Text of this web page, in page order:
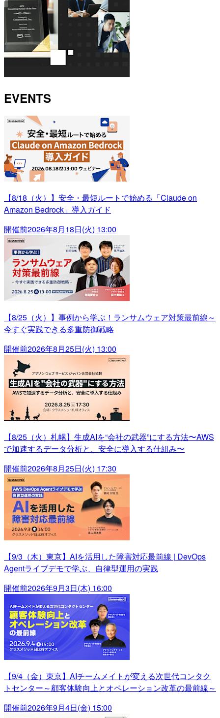
EVENTS
【8/18（火）】安全・最短ルートで始める「Claude on
Amazon Bedrock」導入ガイド
開催前2026年8月18日(火) 13:00
【8/25（火）】事例から学ぶ！ランサムウェア対策最前線～
今すぐ実践できる多重防御戦略
開催前2026年8月25日(火) 13:00
【8/25（火）札幌】生成AIを“会社の武器”にする方法〜AWS
で加速するデータ分析と、安全に導入する仕組み〜
開催前2026年8月25日(火) 17:30
【9/3（木）東京】AIを活用した障害対応最前線 | DevOps
Agentライブデモで学ぶ、自律型運用の実践
開催前2026年9月3日(木) 16:00
【9/4（金）東京】AIチームメイトが変える次世代コンタク
トセンター～顧客体験向上とオペレーション改革の最前線～
開催前2026年9月4日(金) 15:00